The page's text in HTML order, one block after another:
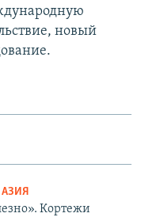
новый
Кортежи